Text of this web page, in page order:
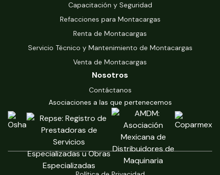
Capacitación y Seguridad
Refacciones para Montacargas
Renta de Montacargas
Servicio Técnico y Mantenimiento de Montacargas
Venta de Montacargas
Nosotros
Contáctanos
Asociaciones a las que pertenecemos